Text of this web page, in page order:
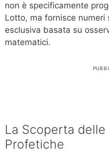
non è specificamente
Lotto, ma fornisce numeri
esclusiva basata su
matematici.
La Scoperta delle
Profetiche